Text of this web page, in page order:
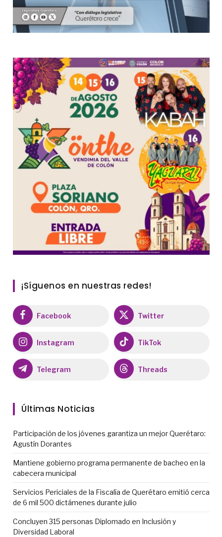
¡Síguenos en nuestras redes!
Facebook Twitter
Instagram TikTok
Telegram Threads
Últimas Noticias
Participación de los jóvenes garantiza un mejor Querétaro:
Agustín Dorantes
Mantiene gobierno programa permanente de bacheo en la
cabecera municipal
Servicios Periciales de la Fiscalía de Querétaro emitió cerca
de 6 mil 500 dictámenes durante julio
Concluyen 315 personas Diplomado en Inclusión y
Diversidad Laboral